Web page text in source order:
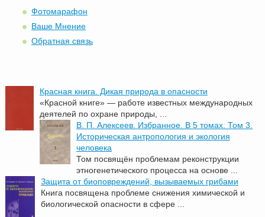
Фотомарафон
Ваше Мнение
Обратная связь
Красная книга. Дикая природа в опасности
«Красной книге» — работе известных международных
деятелей по охране природы, ...
В. П. Алексеев. Избранное. В 5 томах. Том 3.
Историческая антропология и экология
человека
Том посвящён проблемам реконструкции
этногенетического процесса на основе ...
Защита от биоповреждений, вызываемых грибами
Книга посвящена проблеме снижения химической и
биологической опасности в сфере ...